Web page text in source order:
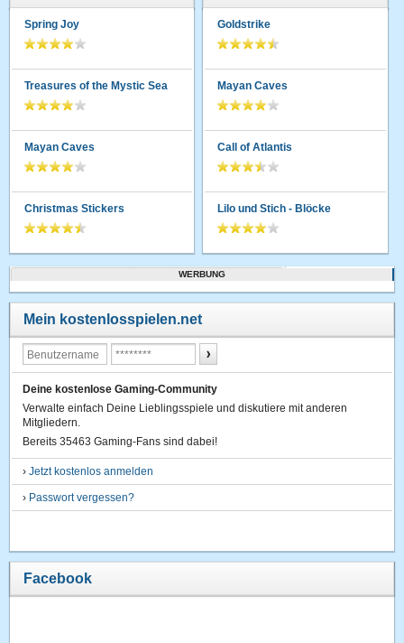
Spring Joy
Treasures of the Mystic Sea
Mayan Caves
Christmas Stickers
Goldstrike
Mayan Caves
Call of Atlantis
Lilo und Stich - Blöcke
WERBUNG
Mein kostenlosspielen.net
Deine kostenlose Gaming-Community
Verwalte einfach Deine Lieblingsspiele und diskutiere mit anderen
Mitgliedern.
Bereits 35463 Gaming-Fans sind dabei!
›Jetzt kostenlos anmelden
› Passwort vergessen?
Facebook